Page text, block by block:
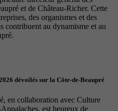
et de Château-Richer. Cette
des organismes et des
contribuent au dynamisme et au
dévoilés sur la Côte-de-Beaupré
en collaboration avec Culture
est heureux de